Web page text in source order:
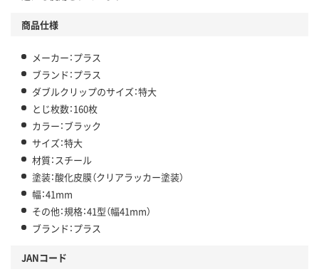
商品仕様
メーカー：プラス
ブランド：プラス
ダブルクリップのサイズ：特大
とじ枚数：160枚
カラー：ブラック
サイズ：特大
材質：スチール
塗装：酸化皮膜（クリアラッカー塗装）
幅：41mm
その他：規格：41型（幅41mm）
ブランド：プラス
JANコード